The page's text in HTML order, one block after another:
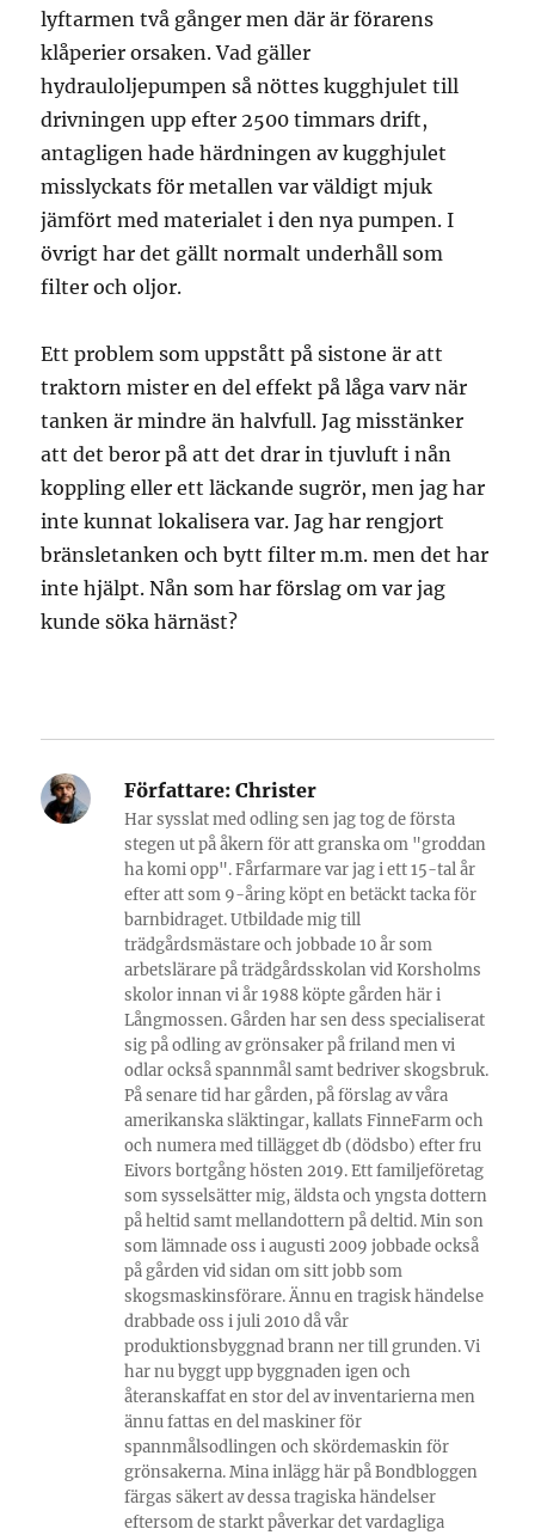
lyftarmen två gånger men där är förarens
klåperier orsaken. Vad gäller
hydrauloljepumpen så nöttes kugghjulet till
drivningen upp efter 2500 timmars drift,
antagligen hade härdningen av kugghjulet
misslyckats för metallen var väldigt mjuk
jämfört med materialet i den nya pumpen. I
övrigt har det gällt normalt underhåll som
filter och oljor.
Ett problem som uppstått på sistone är att
traktorn mister en del effekt på låga varv när
tanken är mindre än halvfull. Jag misstänker
att det beror på att det drar in tjuvluft i nån
koppling eller ett läckande sugrör, men jag har
inte kunnat lokalisera var. Jag har rengjort
bränsletanken och bytt filter m.m. men det har
inte hjälpt. Nån som har förslag om var jag
kunde söka härnäst?
Författare: Christer
Har sysslat med odling sen jag tog de första
stegen ut på åkern för att granska om "groddan
ha komi opp". Fårfarmare var jag i ett 15-tal år
efter att som 9-åring köpt en betäckt tacka för
barnbidraget. Utbildade mig till
trädgårdsmästare och jobbade 10 år som
arbetslärare på trädgårdsskolan vid Korsholms
skolor innan vi år 1988 köpte gården här i
Långmossen. Gården har sen dess specialiserat
sig på odling av grönsaker på friland men vi
odlar också spannmål samt bedriver skogsbruk.
På senare tid har gården, på förslag av våra
amerikanska släktingar, kallats FinneFarm och
och numera med tillägget db (dödsbo) efter fru
Eivors bortgång hösten 2019. Ett familjeföretag
som sysselsätter mig, äldsta och yngsta dottern
på heltid samt mellandottern på deltid. Min son
som lämnade oss i augusti 2009 jobbade också
på gården vid sidan om sitt jobb som
skogsmaskinsförare. Ännu en tragisk händelse
drabbade oss i juli 2010 då vår
produktionsbyggnad brann ner till grunden. Vi
har nu byggt upp byggnaden igen och
återanskaffat en stor del av inventarierna men
ännu fattas en del maskiner för
spannmålsodlingen och skördemaskin för
grönsakerna. Mina inlägg här på Bondbloggen
färgas säkert av dessa tragiska händelser
eftersom de starkt påverkar det vardagliga